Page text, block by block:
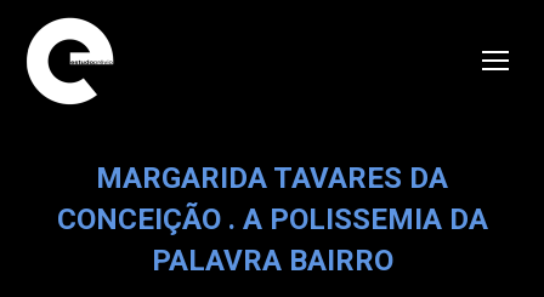
MARGARIDA TAVARES DA
CONCEIÇÃO . A POLISSEMIA DA
PALAVRA BAIRRO